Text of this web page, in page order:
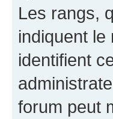
Les rangs,
indiquent
identifient
forum peut